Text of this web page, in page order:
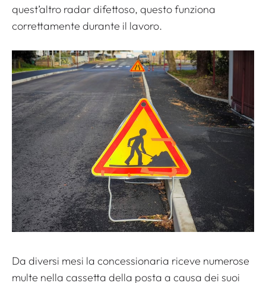
quest’altro radar difettoso, questo funziona
correttamente durante il lavoro.
Da diversi mesi la concessionaria riceve numerose
multe nella cassetta della posta a causa dei suoi